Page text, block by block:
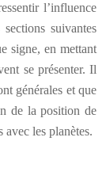
l’influence
suivantes
signe, en mettant
se présenter. Il
générales et que
de la position de
avec les planètes.